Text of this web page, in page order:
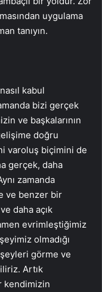
uygulama
tanıyın.
kabul
bizi gerçek
ve başkalarının
doğru
varoluş biçimini de
gerçek, daha
zamanda
ve benzer bir
daha açık
evrimleştiğimiz
olmadığı
görme ve
Artık
kendimizin